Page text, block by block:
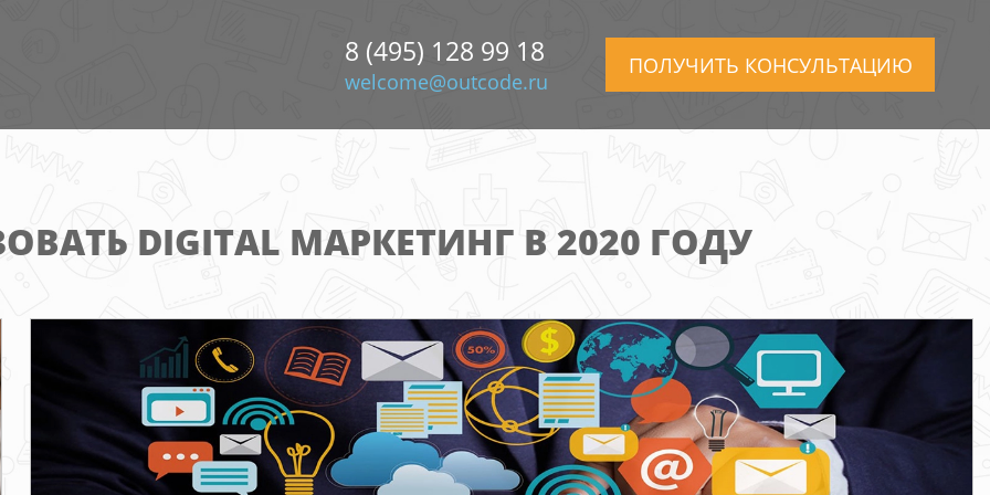
8 (495) 128 99 18
welcome@outcode.ru
ПОЛУЧИТЬ КОНСУЛЬТАЦИЮ
DIGITAL МАРКЕТИНГ В 2020 ГОДУ